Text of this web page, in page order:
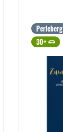
Perleberg
30+